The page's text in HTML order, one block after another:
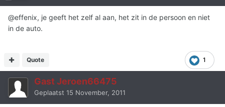
@effenix, je geeft het zelf al aan, het zit in de persoon en niet
in de auto.
1
Quote
Gast Jeroen66475
Geplaatst 15 November, 2011